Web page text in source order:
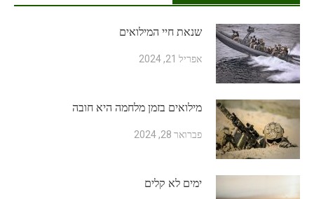
שנאת חיי המילואים
אפריל 21, 2024
מילואים בזמן מלחמה היא חובה
פברואר 28, 2024
ימים לא קלים